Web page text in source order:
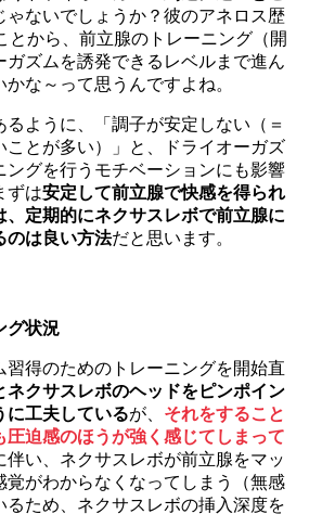
ゃないでしょうか？彼のアネロス歴
とから、前立腺のトレーニング（開
ガズムを誘発できるレベルまで進ん
な～って思うんですよね。
るように、「調子が安定しない（＝
ことが多い）」と、ドライオーガズ
ングを行うモチベーションにも影響
ずは安定して前立腺で快感を得られ
、定期的にネクサスレボで前立腺に
のは良い方法だと思います。
グ状況
習得のためのトレーニングを開始直
ネクサスレボのヘッドをピンポイン
に工夫しているが、 それをすること
圧迫感のほうが強く感じてしまって
伴い、ネクサスレボが前立腺をマッ
覚がわからなくなってしまう（無感
るため、ネクサスレボの挿入深度を